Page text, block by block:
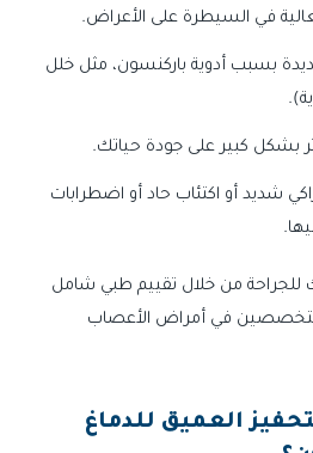
في السيطرة على الأعراض.
بسبب أدوية باركنسون، مثل خلل
بشكل كبير على جودة حياتك.
شديد أو اكتئاب حاد أو اضطرابات
للجراحة من خلال تقييم طبي شامل
في أمراض الأعصاب
العميق للدماغ